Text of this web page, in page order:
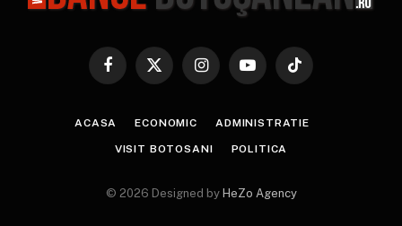
Facebook
X
InstagramYouTubeTikTok
ACASA ECONOMIC ADMINISTRATIE
VISIT BOTOSANI POLITICA
© 2026 Designed by HeZo Agency